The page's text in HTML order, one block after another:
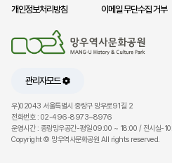
개인정보처리방침 이메일 무단수집 거부
관리자모드
우)02043 서울특별시 중랑구 망우로91길 2
전화번호 : 02-496-8973~8976
운영시간 : 중랑망우공간-평일 09:00 ~ 18:00 / 전시실-
Copyright © 망우역사문화공원 All rights reserved.